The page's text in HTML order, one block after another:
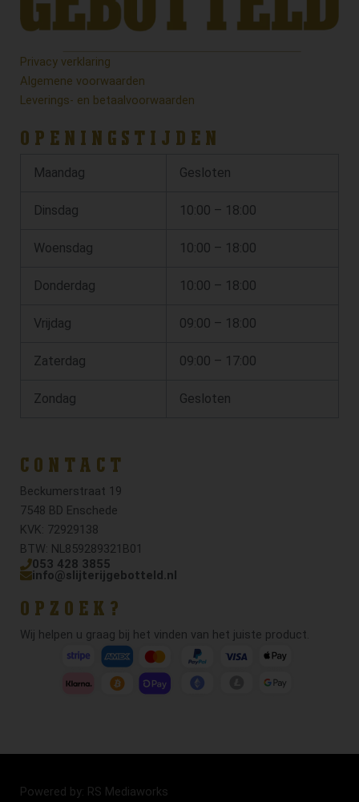
Privacy verklaring
Algemene voorwaarden
Leverings- en betaalvoorwaarden
OPENINGSTIJDEN
Maandag Gesloten
Dinsdag 10:00 – 18:00
Woensdag 10:00 – 18:00
Donderdag 10:00 – 18:00
Vrijdag 09:00 – 18:00
Zaterdag 09:00 – 17:00
Zondag Gesloten
CONTACT
Beckumerstraat 19
7548 BD Enschede
KVK: 72929138
BTW: NL859289321B01
053 428 3855
info@slijterijgebotteld.nl
OPZOEK?
Wij helpen u graag bij het vinden van het juiste product.
Powered by: RS Mediaworks